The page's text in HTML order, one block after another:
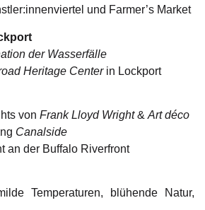
und Farmer’s Market
der Wasserfälle
Heritage Centerin Lockport
von Frank Lloyd Wright& Art déco
Canalside
an der Buffalo Riverfront
Temperaturen, blühende Natur,